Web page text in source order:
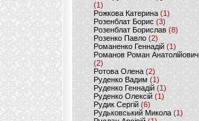
(1)
Рожкова Катерина(1)
Розенблат Борис (3)
Розенблат Борислав (8)
Розенко Павло (2)
Романенко Геннадій (1)
Романов Роман Анатолійович
(2)
Ротова Олена(2)
Руденко Вадим (1)
Руденко Геннадій (1)
Руденко Олексій(1)
Рудик Сергій(6)
Рудьковський Микола (1)